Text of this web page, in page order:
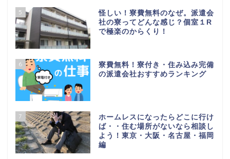
5
怪しい！寮費無料のなぜ。派遣会
社の寮ってどんな感じ？個室１R
で極楽のからくり！
6
寮費無料！寮付き・住み込み完備
の派遣会社おすすめランキング
7
ホームレスになったらどこに行け
ば・・住む場所がないなら相談し
よう！東京・大阪・名古屋・福岡
編